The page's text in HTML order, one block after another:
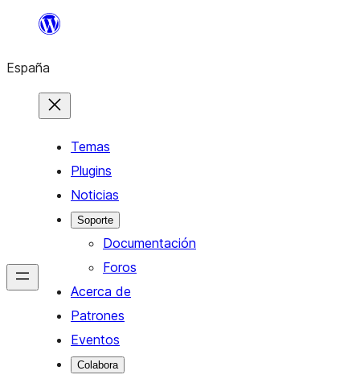
Saltar
contenido
España
Temas
Plugins
Noticias
Soporte
Documentación
Foros
Acerca de
Patrones
Eventos
Colabora